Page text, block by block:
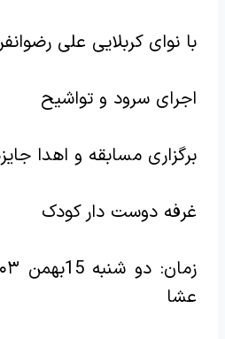
با نوای کربلایی علی رضوانفر
اجرای سرود و تواشیح
برگزاری مسابقه و اهدا
غرفه دوست دار کودک
عشا